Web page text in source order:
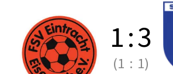
1:3
(1 : 1)